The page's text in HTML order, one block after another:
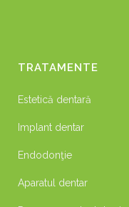
TRATAMENTE
Estetică dentară
Implant dentar
Endodonţie
Aparatul dentar